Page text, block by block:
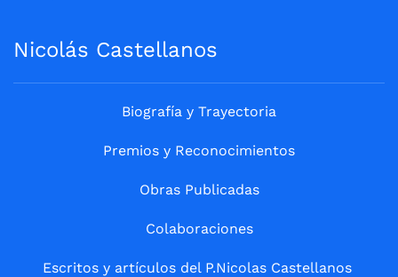
Nicolás Castellanos
Biografía y Trayectoria
Premios y Reconocimientos
Obras Publicadas
Colaboraciones
Escritos y artículos del P.Nicolas Castellanos